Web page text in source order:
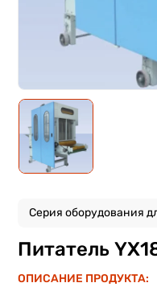
Серия оборудования
Питатель
ОПИСАНИЕ ПРОДУКТА: